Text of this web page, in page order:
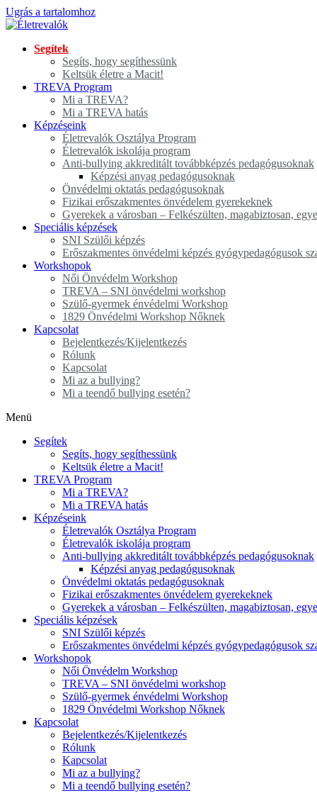
Ugrás a tartalomhoz
Segítek
Segíts, hogy segíthessünk
Keltsük életre a Macit!
TREVA Program
Mi a TREVA?
Mi a TREVA hatás
Képzéseink
Életrevalók Osztálya Program
Életrevalók iskolája program
Anti-bullying akkreditált továbbképzés pedagógusoknak
Képzési anyag pedagógusoknak
Önvédelmi oktatás pedagógusoknak
Fizikai erőszakmentes önvédelem gyerekeknek
Gyerekek a városban – Felkészülten, magabiztosan,
Speciális képzések
SNI Szülői képzés
Erőszakmentes önvédelmi képzés gyógypedagógusok
Workshopok
Női Önvédelm Workshop
TREVA – SNI önvédelmi workshop
Szülő-gyermek énvédelmi Workshop
1829 Önvédelmi Workshop Nőknek
Kapcsolat
Bejelentkezés/Kijelentkezés
Rólunk
Kapcsolat
Mi az a bullying?
Mi a teendő bullying esetén?
Menü
Segítek
Segíts, hogy segíthessünk
Keltsük életre a Macit!
TREVA Program
Mi a TREVA?
Mi a TREVA hatás
Képzéseink
Életrevalók Osztálya Program
Életrevalók iskolája program
Anti-bullying akkreditált továbbképzés pedagógusoknak
Képzési anyag pedagógusoknak
Önvédelmi oktatás pedagógusoknak
Fizikai erőszakmentes önvédelem gyerekeknek
Gyerekek a városban – Felkészülten, magabiztosan,
Speciális képzések
SNI Szülői képzés
Erőszakmentes önvédelmi képzés gyógypedagógusok
Workshopok
Női Önvédelm Workshop
TREVA – SNI önvédelmi workshop
Szülő-gyermek énvédelmi Workshop
1829 Önvédelmi Workshop Nőknek
Kapcsolat
Bejelentkezés/Kijelentkezés
Rólunk
Kapcsolat
Mi az a bullying?
Mi a teendő bullying esetén?